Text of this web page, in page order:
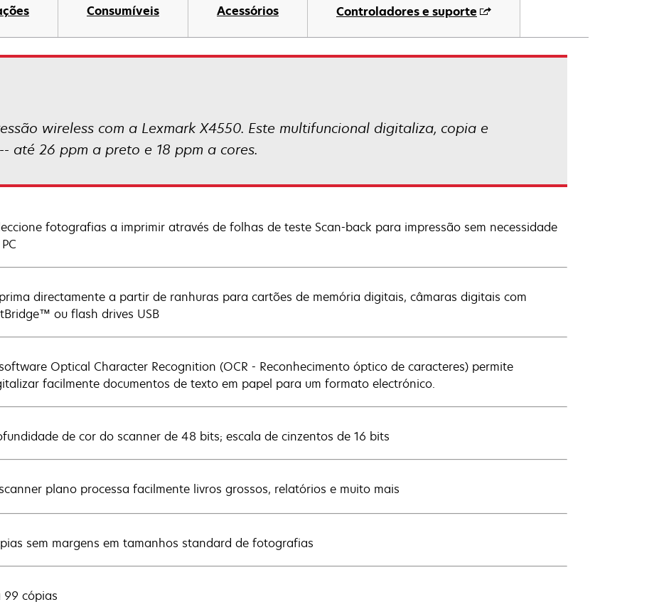
Consumíveis Acessórios Controladores e suporte
wireless com a Lexmark X4550. Este multifuncional digitaliza, copia e
até 26 ppm a preto e 18 ppm a cores.
fotografias a imprimir através de folhas de teste Scan-back para impressão sem necessidade
directamente a partir de ranhuras para cartões de memória digitais, câmaras digitais com
ou flash drives USB
Optical Character Recognition (OCR - Reconhecimento óptico de caracteres) permite
facilmente documentos de texto em papel para um formato electrónico.
de cor do scanner de 48 bits; escala de cinzentos de 16 bits
plano processa facilmente livros grossos, relatórios e muito mais
sem margens em tamanhos standard de fotografias
99 cópias